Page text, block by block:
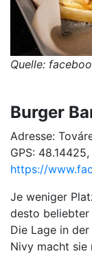
Quelle:
Burger
Adresse:
GPS: 48.14425,
https://
Je weniger
desto beliebter
Die Lage in
Nivy macht sie